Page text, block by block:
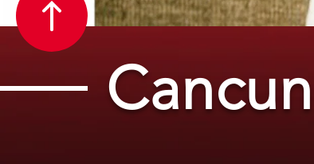
Cancun